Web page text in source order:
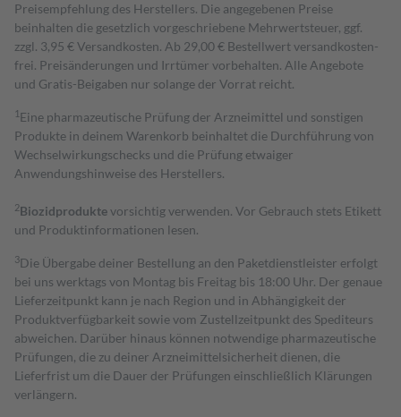
Preisempfehlung des Herstellers. Die angegebenen Preise
beinhalten die gesetzlich vorgeschriebene Mehrwertsteuer, ggf.
zzgl. 3,95 € Versandkosten. Ab 29,00 € Bestell­wert versand­kosten­
frei. Preisänderungen und Irrtümer vorbehalten. Alle Angebote
und Gratis-Beigaben nur solange der Vorrat reicht.
1 Eine pharmazeutische Prüfung der Arzneimittel und sonstigen
Produkte in deinem Warenkorb beinhaltet die Durchführung von
Wechselwirkungschecks und die Prüfung etwaiger
Anwendungshinweise des Herstellers.
2Biozidproduktevorsichtig verwenden. Vor Gebrauch stets Etikett
und Produktinformationen lesen.
3Die Übergabe deiner Bestellung an den Paketdienstleister erfolgt
bei uns werktags von Montag bis Freitag bis 18:00 Uhr. Der genaue
Lieferzeitpunkt kann je nach Region und in Abhängigkeit der
Produktverfügbarkeit sowie vom Zustellzeitpunkt des Spediteurs
abweichen. Darüber hinaus können notwendige pharmazeutische
Prüfungen, die zu deiner Arzneimittelsicherheit dienen, die
Lieferfrist um die Dauer der Prüfungen einschließlich Klärungen
verlängern.